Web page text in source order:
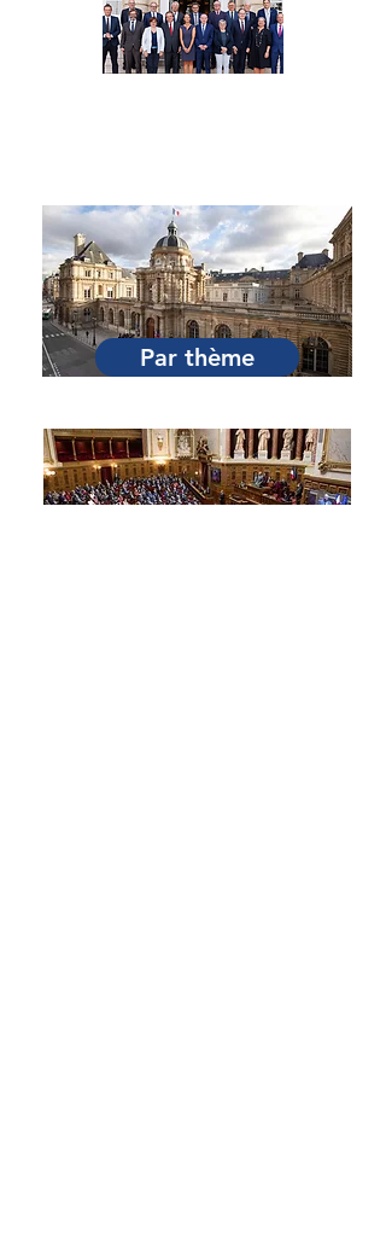
Par Sénateur
Par thème